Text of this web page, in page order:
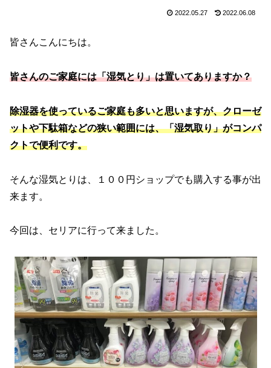
2022.05.27 2022.06.08
皆さんこんにちは。
皆さんのご家庭には「湿気とり」は置いてありますか？
除湿器を使っているご家庭も多いと思いますが、クローゼ
ットや下駄箱などの狭い範囲には、「湿気取り」がコンパ
クトで便利です。
そんな湿気とりは、１００円ショップでも購入する事が出
来ます。
今回は、セリアに行って来ました。